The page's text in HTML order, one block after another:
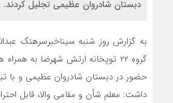
دبستان شادروان عظیمی تجلیل کردند.
به گزارش روز شنبه سیناخبرسرهنگ
گروه ۲۲ توپخانه ارتش شهرضا به
حضور در دبستان شادروان عظیمی و با
داشت: معلم شأن و مقامی والا، قابل